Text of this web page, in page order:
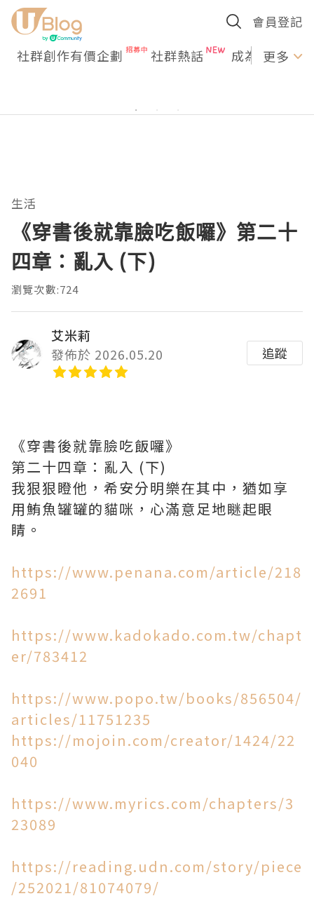
會員登記
社群創作有價企劃 社群熱話 成為U更多
生活
《穿書後就靠臉吃飯囉》第二十
四章：亂入 (下)
瀏覽次數:724
艾米莉
發佈於 2026.05.20
追蹤
《穿書後就靠臉吃飯囉》
第二十四章：亂入 (下)
我狠狠瞪他，希安分明樂在其中，猶如享
用鮪魚罐罐的貓咪，心滿意足地瞇起眼
睛。
https://www.penana.com/article/218
2691
https://www.kadokado.com.tw/chapt
er/783412
https://www.popo.tw/books/856504/
articles/11751235
https://mojoin.com/creator/1424/22
040​​​​​​​
https://www.myrics.com/chapters/3
23089
https://reading.udn.com/story/piece
/252021/81074079/